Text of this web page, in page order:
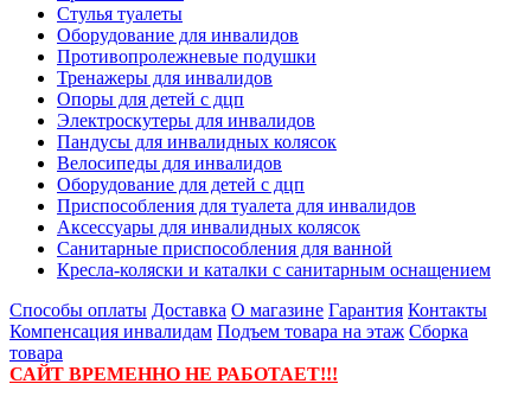
Стулья туалеты
Оборудование для инвалидов
Противопролежневые подушки
Тренажеры для инвалидов
Опоры для детей с дцп
Электроскутеры для инвалидов
Пандусы для инвалидных колясок
Велосипеды для инвалидов
Оборудование для детей с дцп
Приспособления для туалета для инвалидов
Аксессуары для инвалидных колясок
Санитарные приспособления для ванной
Кресла-коляски и каталки с санитарным оснащением
Способы оплаты Доставка О магазине Гарантия Контакты
Компенсация инвалидам Подъем товара на этаж Сборка
товара
САЙТ ВРЕМЕННО НЕ РАБОТАЕТ!!!